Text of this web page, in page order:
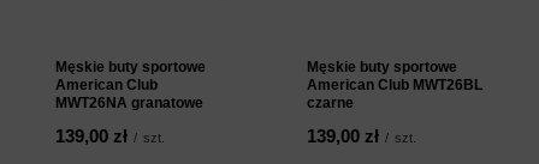
Męskie buty sportowe
American Club
MWT26NA granatowe
139,00 zł / szt.
Męskie buty sportowe
American Club MWT26BL
czarne
139,00 zł / szt.